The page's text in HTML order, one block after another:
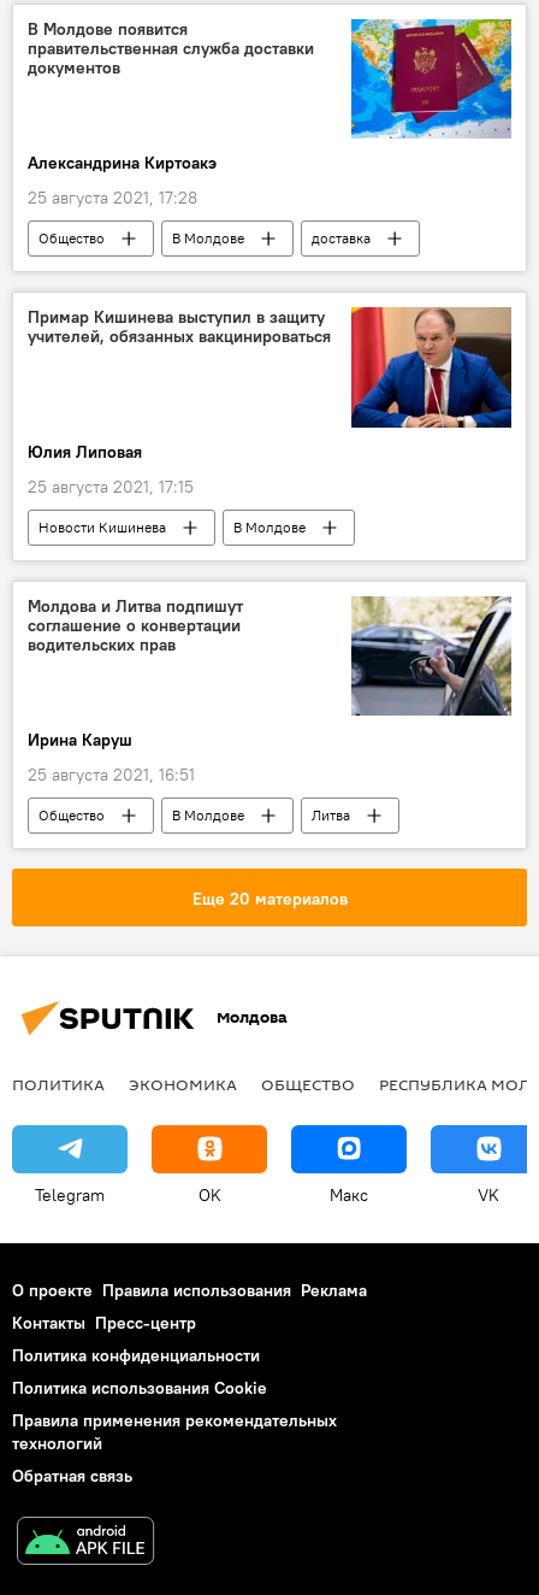
В Молдове появится
правительственная служба доставки
документов
Александрина Киртоакэ
25 августа 2021, 17:28
Общество В Молдове доставка
Примар Кишинева выступил в защиту
учителей, обязанных вакцинироваться
Юлия Липовая
25 августа 2021, 17:15
Новости Кишинева
В Молдове
Кишинев
Ион Чебан
Молдова
учителя
Молдова и Литва подпишут
соглашение о конвертации
водительских прав
Ирина Каруш
25 августа 2021, 16:51
Общество В Молдове
Литва
Водительские права
Еще 20 материалов
Молдова
ПОЛИТИКА ЭКОНОМИКА ОБЩЕСТВО РЕСПУБЛИКА
Telegram OK Макс VK
О проекте Правила использования Реклама
Контакты Пресс-центр
Политика конфиденциальности
Политика использования Cookie
Правила применения рекомендательных
технологий
Обратная связь